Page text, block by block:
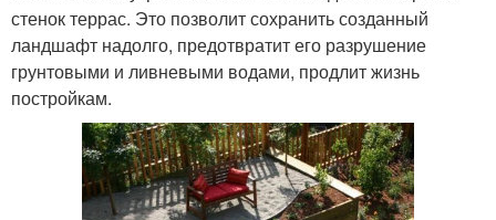
стенок террас. Это позволит сохранить созданный
ландшафт надолго, предотвратит его разрушение
грунтовыми и ливневыми водами, продлит жизнь
постройкам.